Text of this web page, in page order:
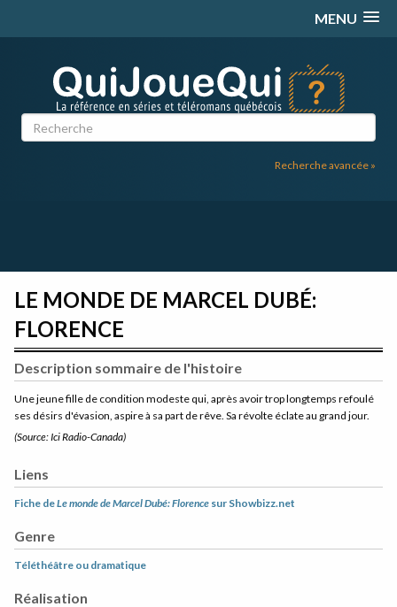
MENU
Recherche avancée »
LE MONDE DE MARCEL DUBÉ:
FLORENCE
Description sommaire de l'histoire
Une jeune fille de condition modeste qui, après avoir trop longtemps refoulé
ses désirs d'évasion, aspire à sa part de rêve. Sa révolte éclate au grand jour.
(Source: Ici Radio-Canada)
Liens
Fiche deLe monde de Marcel Dubé: Florence sur Showbizz.net
Genre
Téléthéâtre ou dramatique
Réalisation